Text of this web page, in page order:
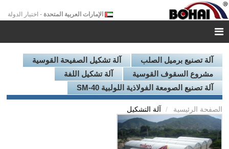
الإمارات العربية المتحدة - اختيار الدولة
آلة تصنيع برميل الصلب
آلة تشكيل الصفيحة القوسية
مشروع السقوف القوسية
آلة تشكيل اللفة
آلة تصنيع الصومعة الفولاذية اللولبية SM-40
الصفحة الرئيسية آلة التشكيل